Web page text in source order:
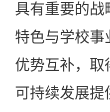
具有重要的战
特色与学校事
优势互补，取
可持续发展提